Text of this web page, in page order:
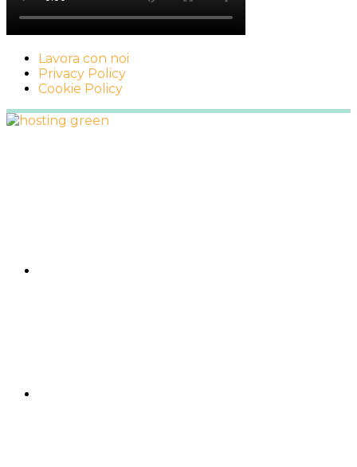
Lavora con noi
Privacy Policy
Cookie Policy
Footer